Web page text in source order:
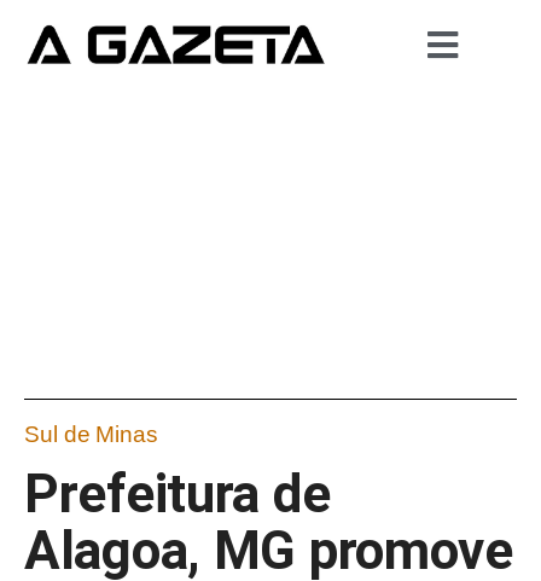
Sul de Minas
Prefeitura de
Alagoa, MG promove